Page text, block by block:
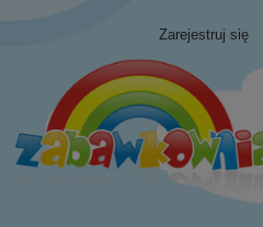
Zarejestruj się